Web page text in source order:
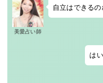
美愛占い師
自立はできるの
は